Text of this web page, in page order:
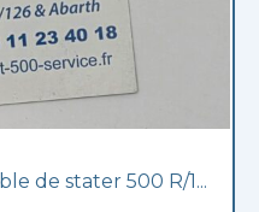
de stater 500 R/1...